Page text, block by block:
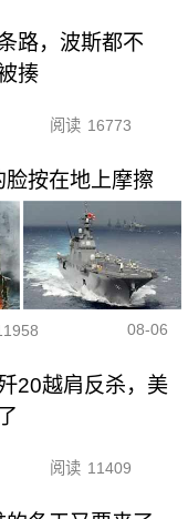
路，波斯都不
揍
阅读 16773
按在地上摩擦
08-06
20越肩反杀，美
阅读 11409